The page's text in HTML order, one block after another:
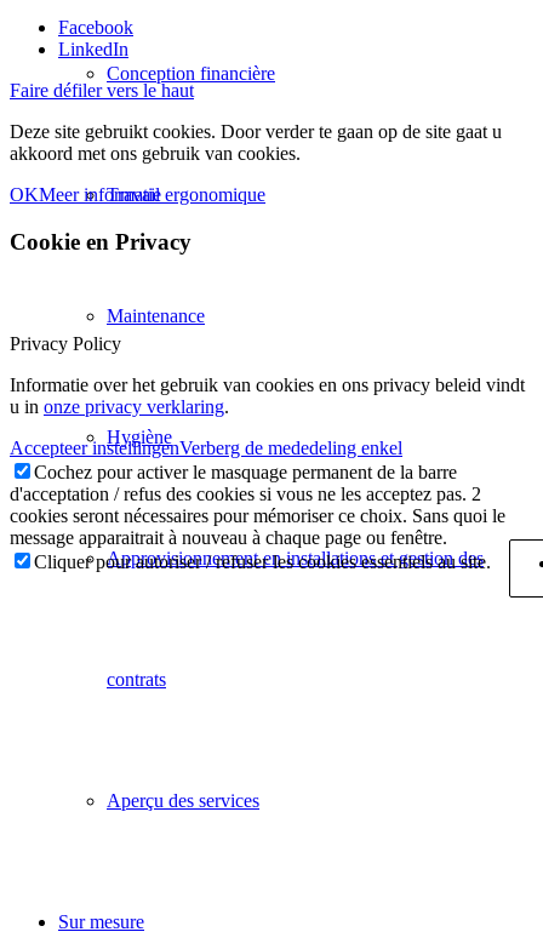
Conception financière
Travail ergonomique
Maintenance
Hygiène
Approvisionnement en installations et gestion des
contrats
Aperçu des services
Sur mesure
Facebook
LinkedIn
Faire défiler vers le haut
Deze site gebruikt cookies. Door verder te gaan op de site gaat u
akkoord met ons gebruik van cookies.
OKMeer informatie
Cookie en Privacy
Privacy Policy
Informatie over het gebruik van cookies en ons privacy beleid vindt
u in onze privacy verklaring.
Accepteer instellingenVerberg de mededeling enkel
Cochez pour activer le masquage permanent de la barre
d'acceptation / refus des cookies si vous ne les acceptez pas. 2
cookies seront nécessaires pour mémoriser ce choix. Sans quoi le
message apparaitrait à nouveau à chaque page ou fenêtre.
Cliquer pour autoriser / refuser les cookies essentiels au site.